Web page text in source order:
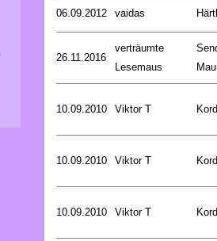
06.09.2012 vaidas
26.11.2016
verträumte
Lesemaus
10.09.2010 Viktor T
10.09.2010 Viktor T
10.09.2010 Viktor T